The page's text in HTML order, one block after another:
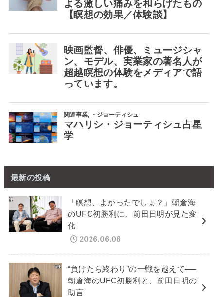
最新の投稿
「瞑想、よかったでしょ？」朝倉海
のUFC初勝利に、前田日明が見た変
化
2026.06.06
“負けたら終わり”の一戦を越えて──
朝倉海のUFC初勝利と、前田日明の
助言